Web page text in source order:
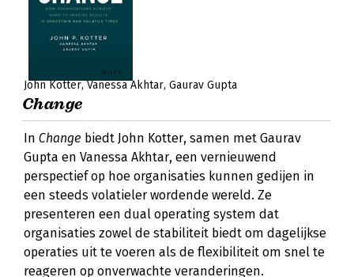
John Kotter Vanessa Akhtar Gaurav Gupta
Change
In Change biedt John Kotter, samen met Gaurav
Gupta en Vanessa Akhtar, een vernieuwend
perspectief op hoe organisaties kunnen gedijen in
een steeds volatieler wordende wereld. Ze
presenteren een dual operating system dat
organisaties zowel de stabiliteit biedt om dagelijkse
operaties uit te voeren als de flexibiliteit om snel te
reageren op onverwachte veranderingen.